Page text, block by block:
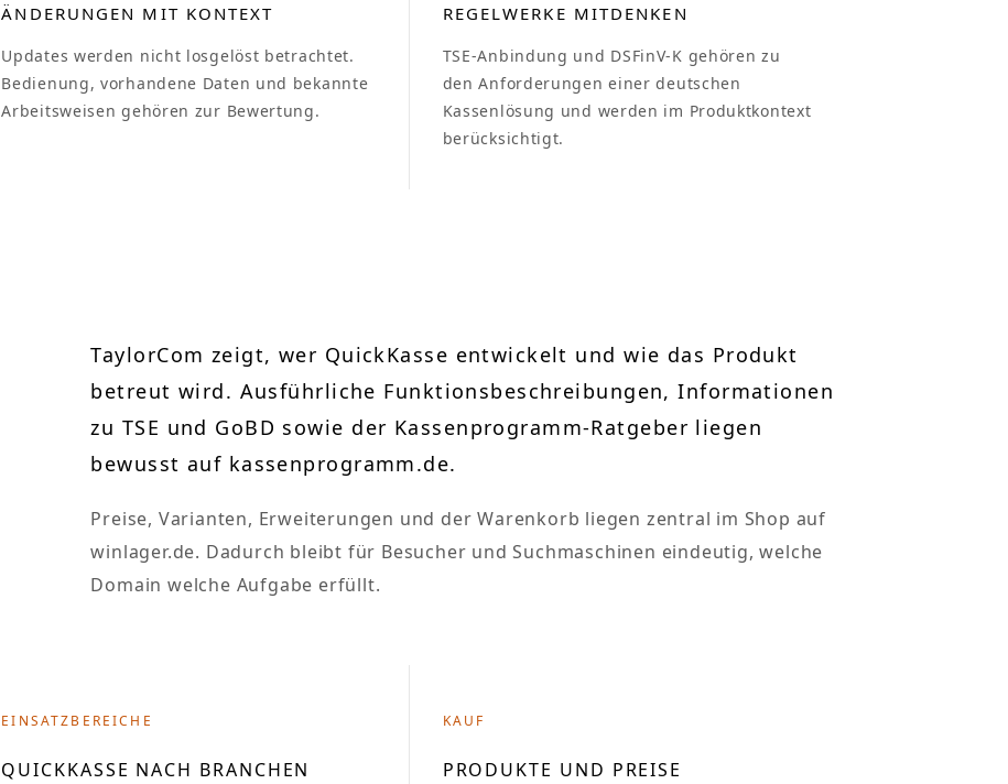
ÄNDERUNGEN MIT KONTEXT
Updates werden nicht losgelöst betrachtet.
Bedienung, vorhandene Daten und bekannte
Arbeitsweisen gehören zur Bewertung.
REGELWERKE MITDENKEN
TSE-Anbindung und DSFinV-K gehören zu
den Anforderungen einer deutschen
Kassenlösung und werden im Produktkontext
berücksichtigt.
TaylorCom zeigt, wer QuickKasse entwickelt und wie das Produkt
betreut wird. Ausführliche Funktionsbeschreibungen, Informationen
zu TSE und GoBD sowie der Kassenprogramm-Ratgeber liegen
bewusst auf kassenprogramm.de.
Preise, Varianten, Erweiterungen und der Warenkorb liegen zentral im Shop auf
winlager.de. Dadurch bleibt für Besucher und Suchmaschinen eindeutig, welche
Domain welche Aufgabe erfüllt.
EINSATZBEREICHE
QUICKKASSE NACH BRANCHEN
KAUF
PRODUKTE UND PREISE